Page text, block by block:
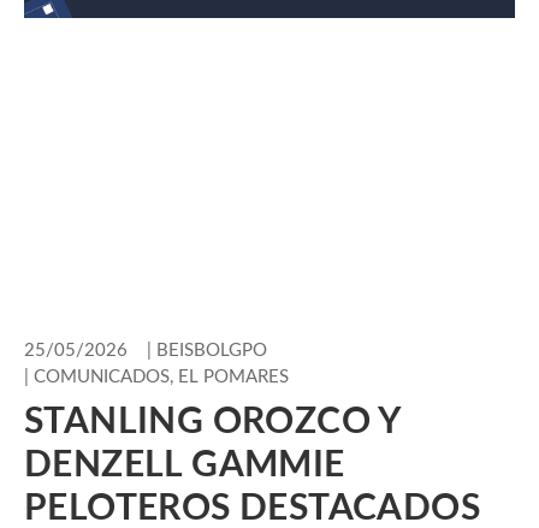
25/05/2026
BEISBOLGPO
COMUNICADOS, EL POMARES
STANLING OROZCO Y
DENZELL GAMMIE
PELOTEROS DESTACADOS